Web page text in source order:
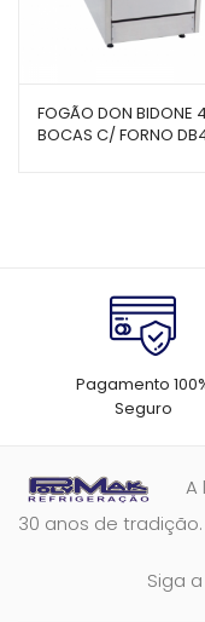
FOGÃO DON BIDONE 4
BOCAS C/ FORNO
Pagamento
Seguro
A
30 anos de tradição.
Siga